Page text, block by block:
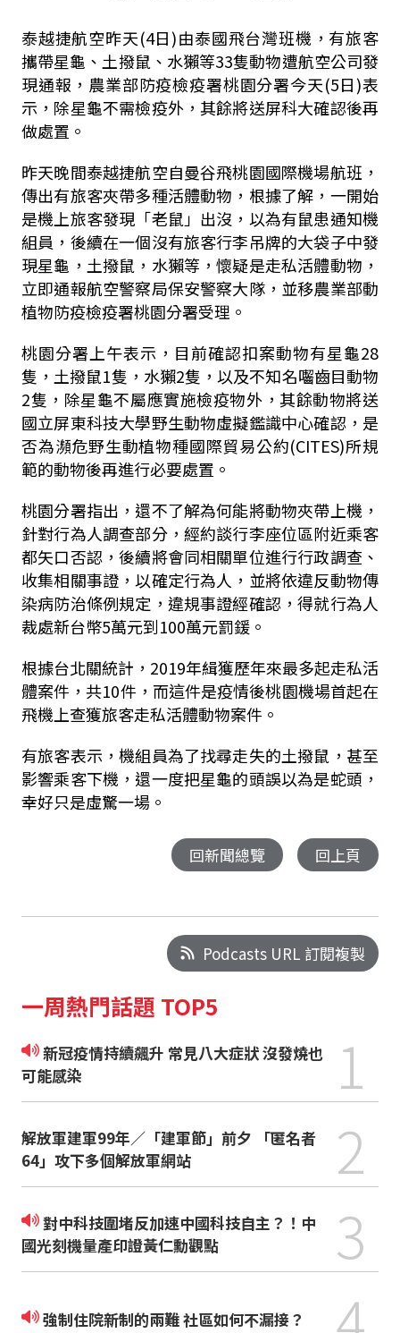
泰越捷航空昨天(4日)由泰國飛台灣班機，有旅客
攜帶星龜、土撥鼠、水獺等33隻動物遭航空公司發
現通報，農業部防疫檢疫署桃園分署今天(5日)表
示，除星龜不需檢疫外，其餘將送屏科大確認後再
做處置。
昨天晚間泰越捷航空自曼谷飛桃園國際機場航班，
傳出有旅客夾帶多種活體動物，根據了解，一開始
是機上旅客發現「老鼠」出沒，以為有鼠患通知機
組員，後續在一個沒有旅客行李吊牌的大袋子中發
現星龜，土撥鼠，水獺等，懷疑是走私活體動物，
立即通報航空警察局保安警察大隊，並移農業部動
植物防疫檢疫署桃園分署受理。
桃園分署上午表示，目前確認扣案動物有星龜28
隻，土撥鼠1隻，水獺2隻，以及不知名囓齒目動物
2隻，除星龜不屬應實施檢疫物外，其餘動物將送
國立屏東科技大學野生動物虛擬鑑識中心確認，是
否為瀕危野生動植物種國際貿易公約(CITES)所規
範的動物後再進行必要處置。
桃園分署指出，還不了解為何能將動物夾帶上機，
針對行為人調查部分，經約談行李座位區附近乘客
都矢口否認，後續將會同相關單位進行行政調查、
收集相關事證，以確定行為人，並將依違反動物傳
染病防治條例規定，違規事證經確認，得就行為人
裁處新台幣5萬元到100萬元罰鍰。
根據台北關統計，2019年緝獲歷年來最多起走私活
體案件，共10件，而這件是疫情後桃園機場首起在
飛機上查獲旅客走私活體動物案件。
有旅客表示，機組員為了找尋走失的土撥鼠，甚至
影響乘客下機，還一度把星龜的頭誤以為是蛇頭，
幸好只是虛驚一場。
回新聞總覽 回上頁
Podcasts URL 訂閱複製
一周熱門話題 TOP5
新冠疫情持續飆升 常見八大症狀 沒發燒也
可能感染
1
解放軍建軍99年／「建軍節」前夕 「匿名者
64」攻下多個解放軍網站
2
對中科技圍堵反加速中國科技自主？！中
國光刻機量產印證黃仁勳觀點
3
強制住院新制的兩難 社區如何不漏接？